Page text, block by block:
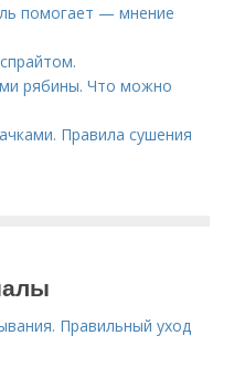
помогает — мнение
рябины. Что можно
Правила сушения
Правильный уход